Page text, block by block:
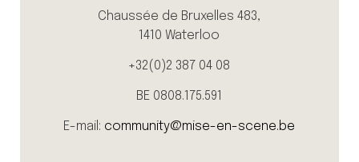
Chaussée de Bruxelles 483,
1410 Waterloo
+32(0)2 387 04 08
BE 0808.175.591
E-mail: community@mise-en-scene.be